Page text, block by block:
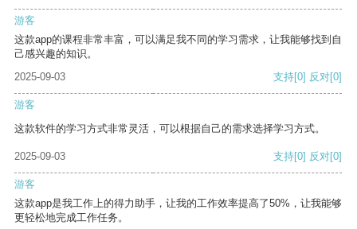
游客
这款app的课程非常丰富，可以满足我不同的学习需求，让我能够找到自
己感兴趣的知识。
2025-09-03
支持[0] 反对[0]
游客
这款软件的学习方式非常灵活，可以根据自己的需求选择学习方式。
2025-09-03 支持[0] 反对[0]
游客
这款app是我工作上的得力助手，让我的工作效率提高了50%，让我能够
更轻松地完成工作任务。